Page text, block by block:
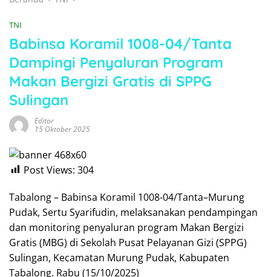
TNI
Babinsa Koramil 1008-04/Tanta
Dampingi Penyaluran Program
Makan Bergizi Gratis di SPPG
Sulingan
Editor
15 Oktober 2025
Post Views: 304
Tabalong – Babinsa Koramil 1008-04/Tanta–Murung
Pudak, Sertu Syarifudin, melaksanakan pendampingan
dan monitoring penyaluran program Makan Bergizi
Gratis (MBG) di Sekolah Pusat Pelayanan Gizi (SPPG)
Sulingan, Kecamatan Murung Pudak, Kabupaten
Tabalong. Rabu (15/10/2025)